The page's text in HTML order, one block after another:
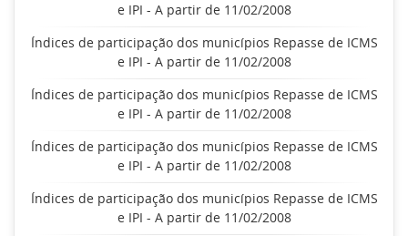
e IPI - A partir de 11/02/2008
Índices de participação dos municípios Repasse de ICMS
e IPI - A partir de 11/02/2008
Índices de participação dos municípios Repasse de ICMS
e IPI - A partir de 11/02/2008
Índices de participação dos municípios Repasse de ICMS
e IPI - A partir de 11/02/2008
Índices de participação dos municípios Repasse de ICMS
e IPI - A partir de 11/02/2008